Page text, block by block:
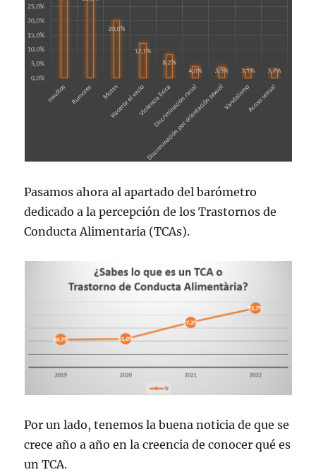
Pasamos ahora al apartado del barómetro
dedicado a la percepción de los Trastornos de
Conducta Alimentaria (TCAs).
Por un lado, tenemos la buena noticia de que se
crece año a año en la creencia de conocer qué es
un TCA.